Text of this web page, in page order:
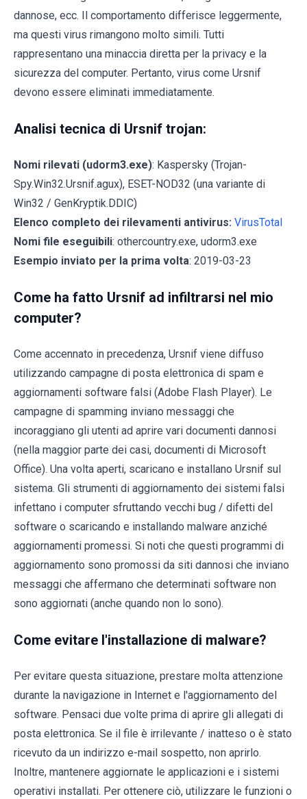
dannose, ecc. Il comportamento differisce leggermente,
ma questi virus rimangono molto simili. Tutti
rappresentano una minaccia diretta per la privacy e la
sicurezza del computer. Pertanto, virus come Ursnif
devono essere eliminati immediatamente.
Analisi tecnica di Ursnif trojan:
Nomi rilevati (udorm3.exe): Kaspersky (Trojan-
Spy.Win32.Ursnif.agux), ESET-NOD32 (una variante di
Win32 / GenKryptik.DDIC)
Elenco completo dei rilevamenti antivirus: VirusTotal
Nomi file eseguibili: othercountry.exe, udorm3.exe
Esempio inviato per la prima volta: 2019-03-23
Come ha fatto Ursnif ad infiltrarsi nel mio
computer?
Come accennato in precedenza, Ursnif viene diffuso
utilizzando campagne di posta elettronica di spam e
aggiornamenti software falsi (Adobe Flash Player). Le
campagne di spamming inviano messaggi che
incoraggiano gli utenti ad aprire vari documenti dannosi
(nella maggior parte dei casi, documenti di Microsoft
Office). Una volta aperti, scaricano e installano Ursnif sul
sistema. Gli strumenti di aggiornamento dei sistemi falsi
infettano i computer sfruttando vecchi bug / difetti del
software o scaricando e installando malware anziché
aggiornamenti promessi. Si noti che questi programmi di
aggiornamento sono promossi da siti dannosi che inviano
messaggi che affermano che determinati software non
sono aggiornati (anche quando non lo sono).
Come evitare l'installazione di malware?
Per evitare questa situazione, prestare molta attenzione
durante la navigazione in Internet e l'aggiornamento del
software. Pensaci due volte prima di aprire gli allegati di
posta elettronica. Se il file è irrilevante / inatteso o è stato
ricevuto da un indirizzo e-mail sospetto, non aprirlo.
Inoltre, mantenere aggiornate le applicazioni e i sistemi
operativi installati. Per ottenere ciò, utilizzare le funzioni o